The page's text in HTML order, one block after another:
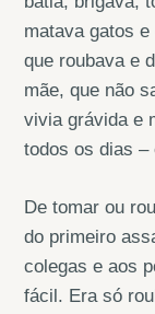
matava gatos
que roubava e
mãe, que não
vivia grávida e
todos os dias –
De tomar ou
do primeiro
colegas e aos
fácil. Era só